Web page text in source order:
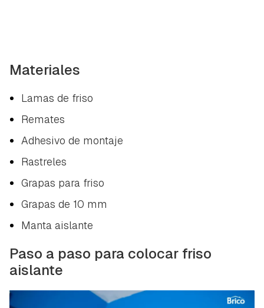
Materiales
Lamas de friso
Remates
Adhesivo de montaje
Rastreles
Grapas para friso
Grapas de 10 mm
Manta aislante
Paso a paso para colocar friso
aislante